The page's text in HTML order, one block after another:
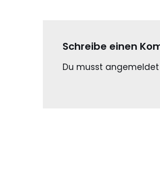
Schreibe einen
Du musst angemeldet